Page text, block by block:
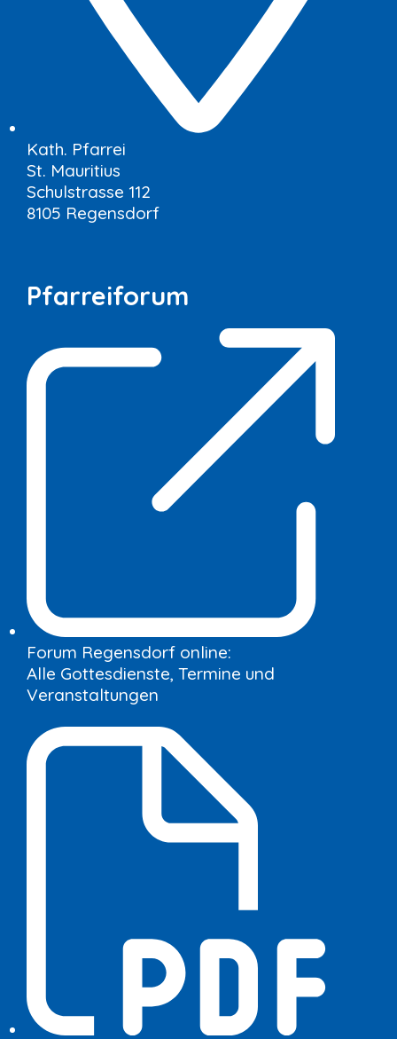
Kath. Pfarrei
St. Mauritius
Schulstrasse 112
8105 Regensdorf
Pfarreiforum
Forum Regensdorf online:
Alle Gottesdienste, Termine und
Veranstaltungen